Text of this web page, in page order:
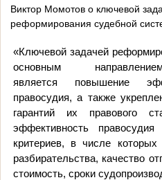
Виктор Момотов о ключевой
реформирования судебной
«Ключевой задачей
основным
является повышение
правосудия, а также
гарантий их правового
эффективность
критериев, в числе которых
разбирательства, качество
стоимость, сроки